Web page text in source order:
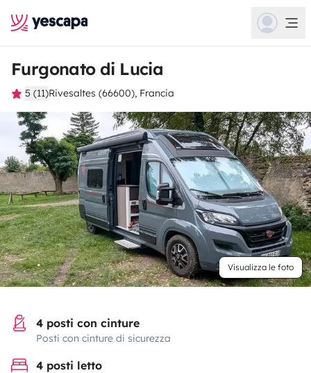
Furgonato di Lucia
5 (11)Rivesaltes (66600), Francia
Visualizza le foto
4 posti con cinture
Posti con cinture di sicurezza
4 posti letto